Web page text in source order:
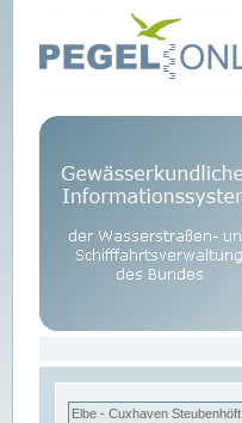
Elbe - Cuxhaven Steubenhöft